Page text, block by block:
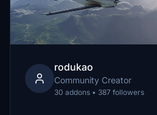
rodukao
Community Creator
30 addons • 387 followers